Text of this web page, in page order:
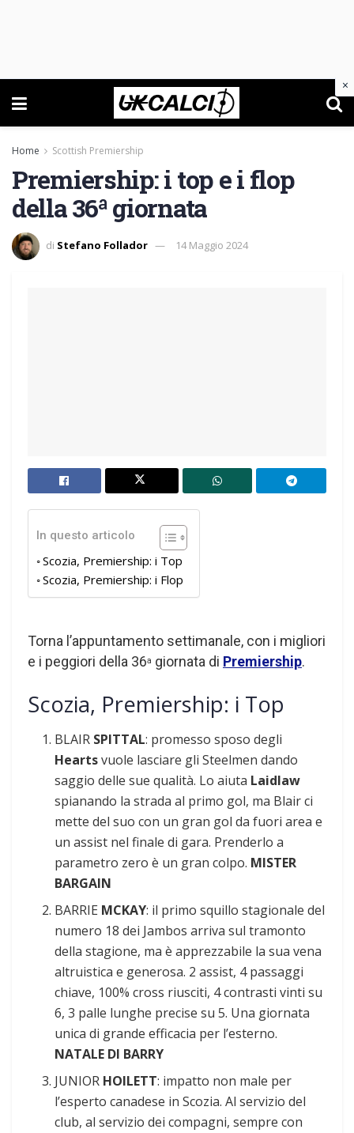
Home Scottish Premiership
Premiership: i top e i flop
della 36ª giornata
di Stefano Follador 14 Maggio 2024
In questo articolo
Scozia, Premiership: i Top
Scozia, Premiership: i Flop
Torna l’appuntamento settimanale, con i migliori
e i peggiori della 36a giornata di Premiership.
Scozia, Premiership: i Top
BLAIR SPITTAL: promesso sposo degli
Heartsvuole lasciare gli Steelmen dando
saggio delle sue qualità. Lo aiuta Laidlaw
spianando la strada al primo gol, ma Blair ci
mette del suo con un gran gol da fuori area e
un assist nel finale di gara. Prenderlo a
parametro zero è un gran colpo. MISTER
BARGAIN
BARRIE MCKAY: il primo squillo stagionale del
numero 18 dei Jambos arriva sul tramonto
della stagione, ma è apprezzabile la sua vena
altruistica e generosa. 2 assist, 4 passaggi
chiave, 100% cross riusciti, 4 contrasti vinti su
6, 3 palle lunghe precise su 5. Una giornata
unica di grande efficacia per l’esterno.
NATALE DI BARRY
JUNIOR HOILETT: impatto non male per
l’esperto canadese in Scozia. Al servizio del
club, al servizio dei compagni, sempre con
×